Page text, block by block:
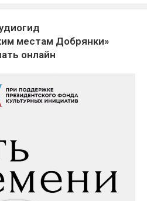
местам Добрянки»
онлайн